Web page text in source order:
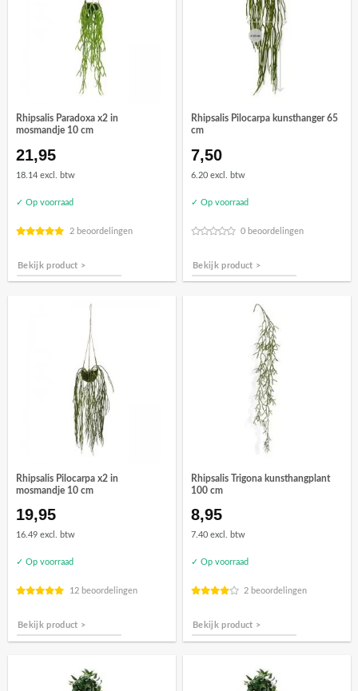
Rhipsalis Paradoxa x2 in
mosmandje 10 cm
21,95
18.14 excl. btw
✓ Op voorraad
2 beoordelingen
Bekijk product >
Rhipsalis Pilocarpa kunsthanger 65
cm
7,50
6.20 excl. btw
✓ Op voorraad
0 beoordelingen
Bekijk product >
Rhipsalis Pilocarpa x2 in
mosmandje 10 cm
19,95
16.49 excl. btw
✓ Op voorraad
12 beoordelingen
Bekijk product >
Rhipsalis Trigona kunsthangplant
100 cm
8,95
7.40 excl. btw
✓ Op voorraad
2 beoordelingen
Bekijk product >